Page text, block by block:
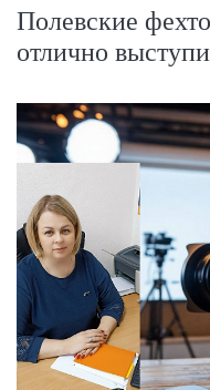
Полевские
отлично